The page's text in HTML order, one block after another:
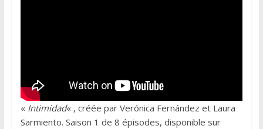
« Intimidad« , créée par Verónica Fernández et Laura
Sarmiento. Saison 1 de 8 épisodes, disponible sur